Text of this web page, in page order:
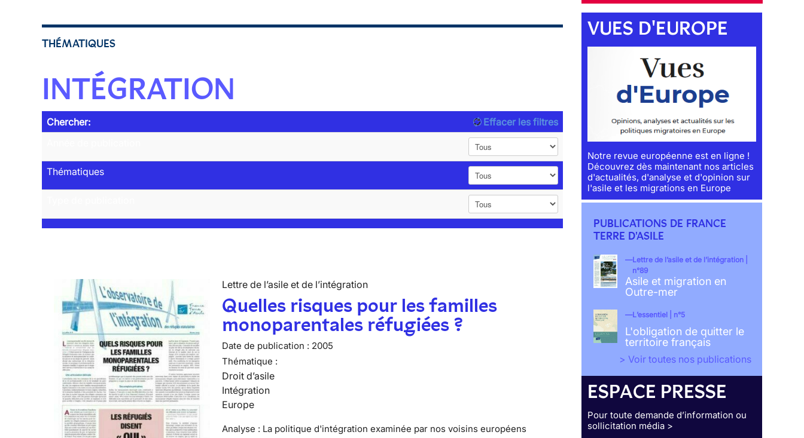
THÉMATIQUES
INTÉGRATION
Chercher:
Effacer les filtres
Thématiques
Lettre de l’asile et de l’intégration
Quelles risques pour les familles
monoparentales réfugiées ?
Date de publication : 2005
Thématique :
Droit d’asile
Intégration
Europe
Analyse : La politique d'intégration examinée par nos voisins européens
VUES D'EUROPE
Notre revue européenne est en ligne !
Découvrez dès maintenant nos articles
d'actualités, d'analyse et d'opinion sur
l'asile et les migrations en Europe
PUBLICATIONS DE FRANCE
TERRE D'ASILE
Lettre de l’asile et de l’intégration |
n°89
Asile et migration en
Outre-mer
L’essentiel | n°5
L'obligation de quitter le
territoire français
> Voir toutes nos publications
ESPACE PRESSE
Pour toute demande d’information ou
sollicitation média >